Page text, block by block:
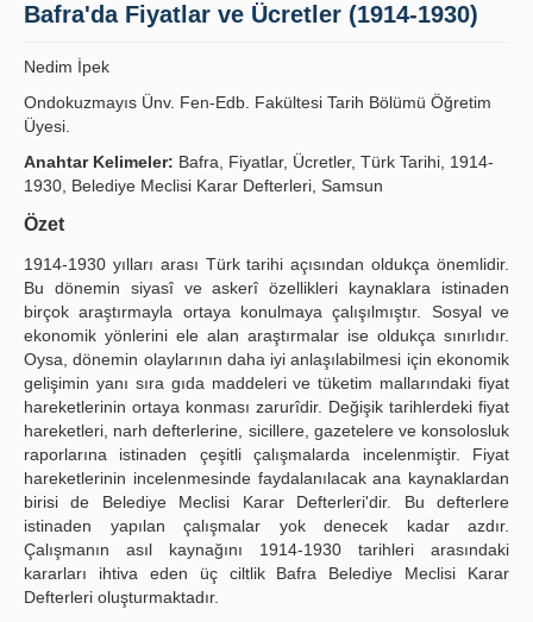
Writing Rules
Principles
Publication Policies
Guidelines
Contact Us
Bafra'da Fiyatlar ve Ücretler (1914-1930)
Nedim İpek
Ondokuzmayıs Ünv. Fen-Edb. Fakültesi Tarih Bölümü Öğretim
Üyesi.
Anahtar Kelimeler: Bafra, Fiyatlar, Ücretler, Türk Tarihi, 1914-
1930, Belediye Meclisi Karar Defterleri, Samsun
Özet
1914-1930 yılları arası Türk tarihi açısından oldukça önemlidir.
Bu dönemin siyasî ve askerî özellikleri kaynaklara istinaden
birçok araştırmayla ortaya konulmaya çalışılmıştır. Sosyal ve
ekonomik yönlerini ele alan araştırmalar ise oldukça sınırlıdır.
Oysa, dönemin olaylarının daha iyi anlaşılabilmesi için ekonomik
gelişimin yanı sıra gıda maddeleri ve tüketim mallarındaki fiyat
hareketlerinin ortaya konması zarurîdir. Değişik tarihlerdeki fiyat
hareketleri, narh defterlerine, sicillere, gazetelere ve konsolosluk
raporlarına istinaden çeşitli çalışmalarda incelenmiştir. Fiyat
hareketlerinin incelenmesinde faydalanılacak ana kaynaklardan
birisi de Belediye Meclisi Karar Defterleri'dir. Bu defterlere
istinaden yapılan çalışmalar yok denecek kadar azdır.
Çalışmanın asıl kaynağını 1914-1930 tarihleri arasındaki
kararları ihtiva eden üç ciltlik Bafra Belediye Meclisi Karar
Defterleri oluşturmaktadır.